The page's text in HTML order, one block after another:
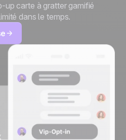
up carte à gratter gamifié
dans le temps.